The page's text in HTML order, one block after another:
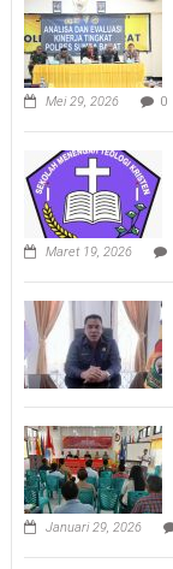
Mei 29, 2026 0
Maret 19, 2026
Januari 29, 2026